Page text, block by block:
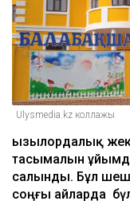
Ulysmedia.kz коллажы
Қызылордалық
тасымалын
салынды. Бұл
соңғы айларда